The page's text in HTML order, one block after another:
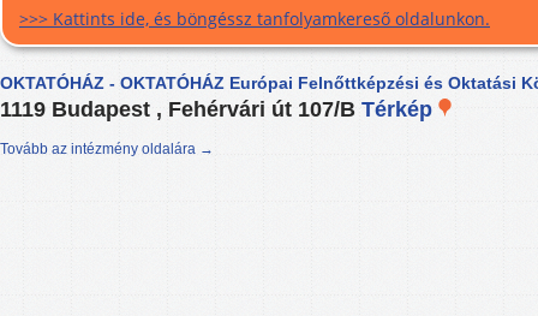
>>> Kattints ide, és böngéssz tanfolyamkereső oldalunkon.
OKTATÓHÁZ - OKTATÓHÁZ Európai Felnőttképzési és Oktatási
1119 Budapest , Fehérvári út 107/B Térkép
Tovább az intézmény oldalára →